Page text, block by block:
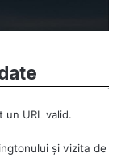
un URL valid.
și vizita de